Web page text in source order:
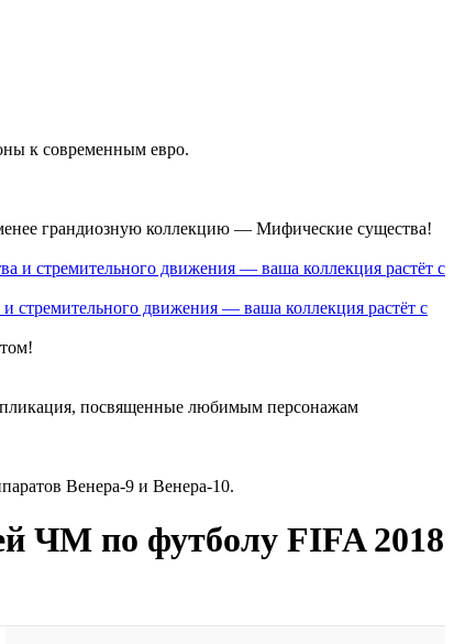
к современным евро.
грандиозную коллекцию — Мифические существа!
движения — ваша коллекция растёт с
посвященные любимым персонажам
Венера-9 и Венера-10.
ЧМ по футболу FIFA 2018